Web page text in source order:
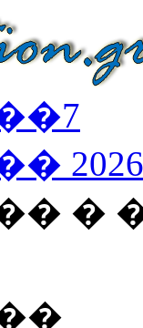
7
2026
�